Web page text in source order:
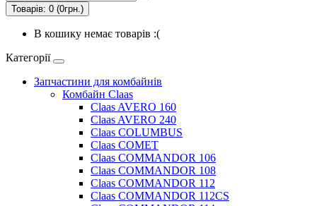
Товарів: 0 (0грн.)
В кошику немає товарів :(
Категорії
Запчастини для комбайнів
Комбайн Claas
Claas AVERO 160
Claas AVERO 240
Claas COLUMBUS
Claas COMET
Claas COMMANDOR 106
Claas COMMANDOR 108
Claas COMMANDOR 112
Claas COMMANDOR 112CS